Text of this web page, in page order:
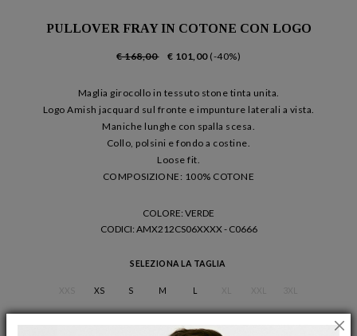
PULLOVER FRAY IN COTONE CON LOGO
€ 168,00 € 101,00 (-40%)
Maglia girocollo in tessuto stone tinta unita.
Logo Amish jacquard sul fronte e impunture laterali a vista.
Maniche lunghe con spalla scesa.
Collo, polsini e fondo a costine.
Loose fit.
COMPOSIZIONE: 100% COTONE
COLORE: VERDE
CODICI: AMX212CS06XXXX - C0666
SELEZIONA LA TAGLIA
XS S M L
GUIDA ALLE TAGLIE